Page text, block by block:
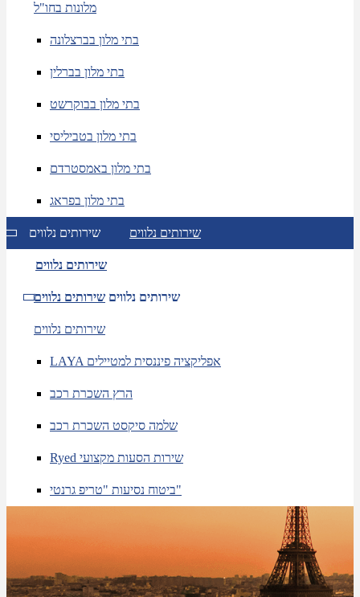
מלונות בחו"ל
בתי מלון בברצלונה
בתי מלון בברלין
בתי מלון בבוקרשט
בתי מלון בטביליסי
בתי מלון באמסטרדם
בתי מלון בפראג
שירותים נלווים שירותים נלווים
שירותים נלווים
שירותים נלווים שירותים נלווים
שירותים נלווים
LAYA אפליקציה פיננסית למטיילים
הרץ השכרת רכב
שלמה סיקסט השכרת רכב
Ryed שירות הסעות מקצועי
ביטוח נסיעות "טריפ גרנטי"